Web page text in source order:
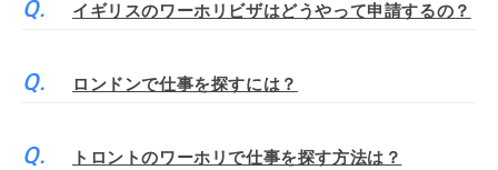
イギリスのワーホリビザはどうやって申請するの？
ロンドンで仕事を探すには？
トロントのワーホリで仕事を探す方法は？